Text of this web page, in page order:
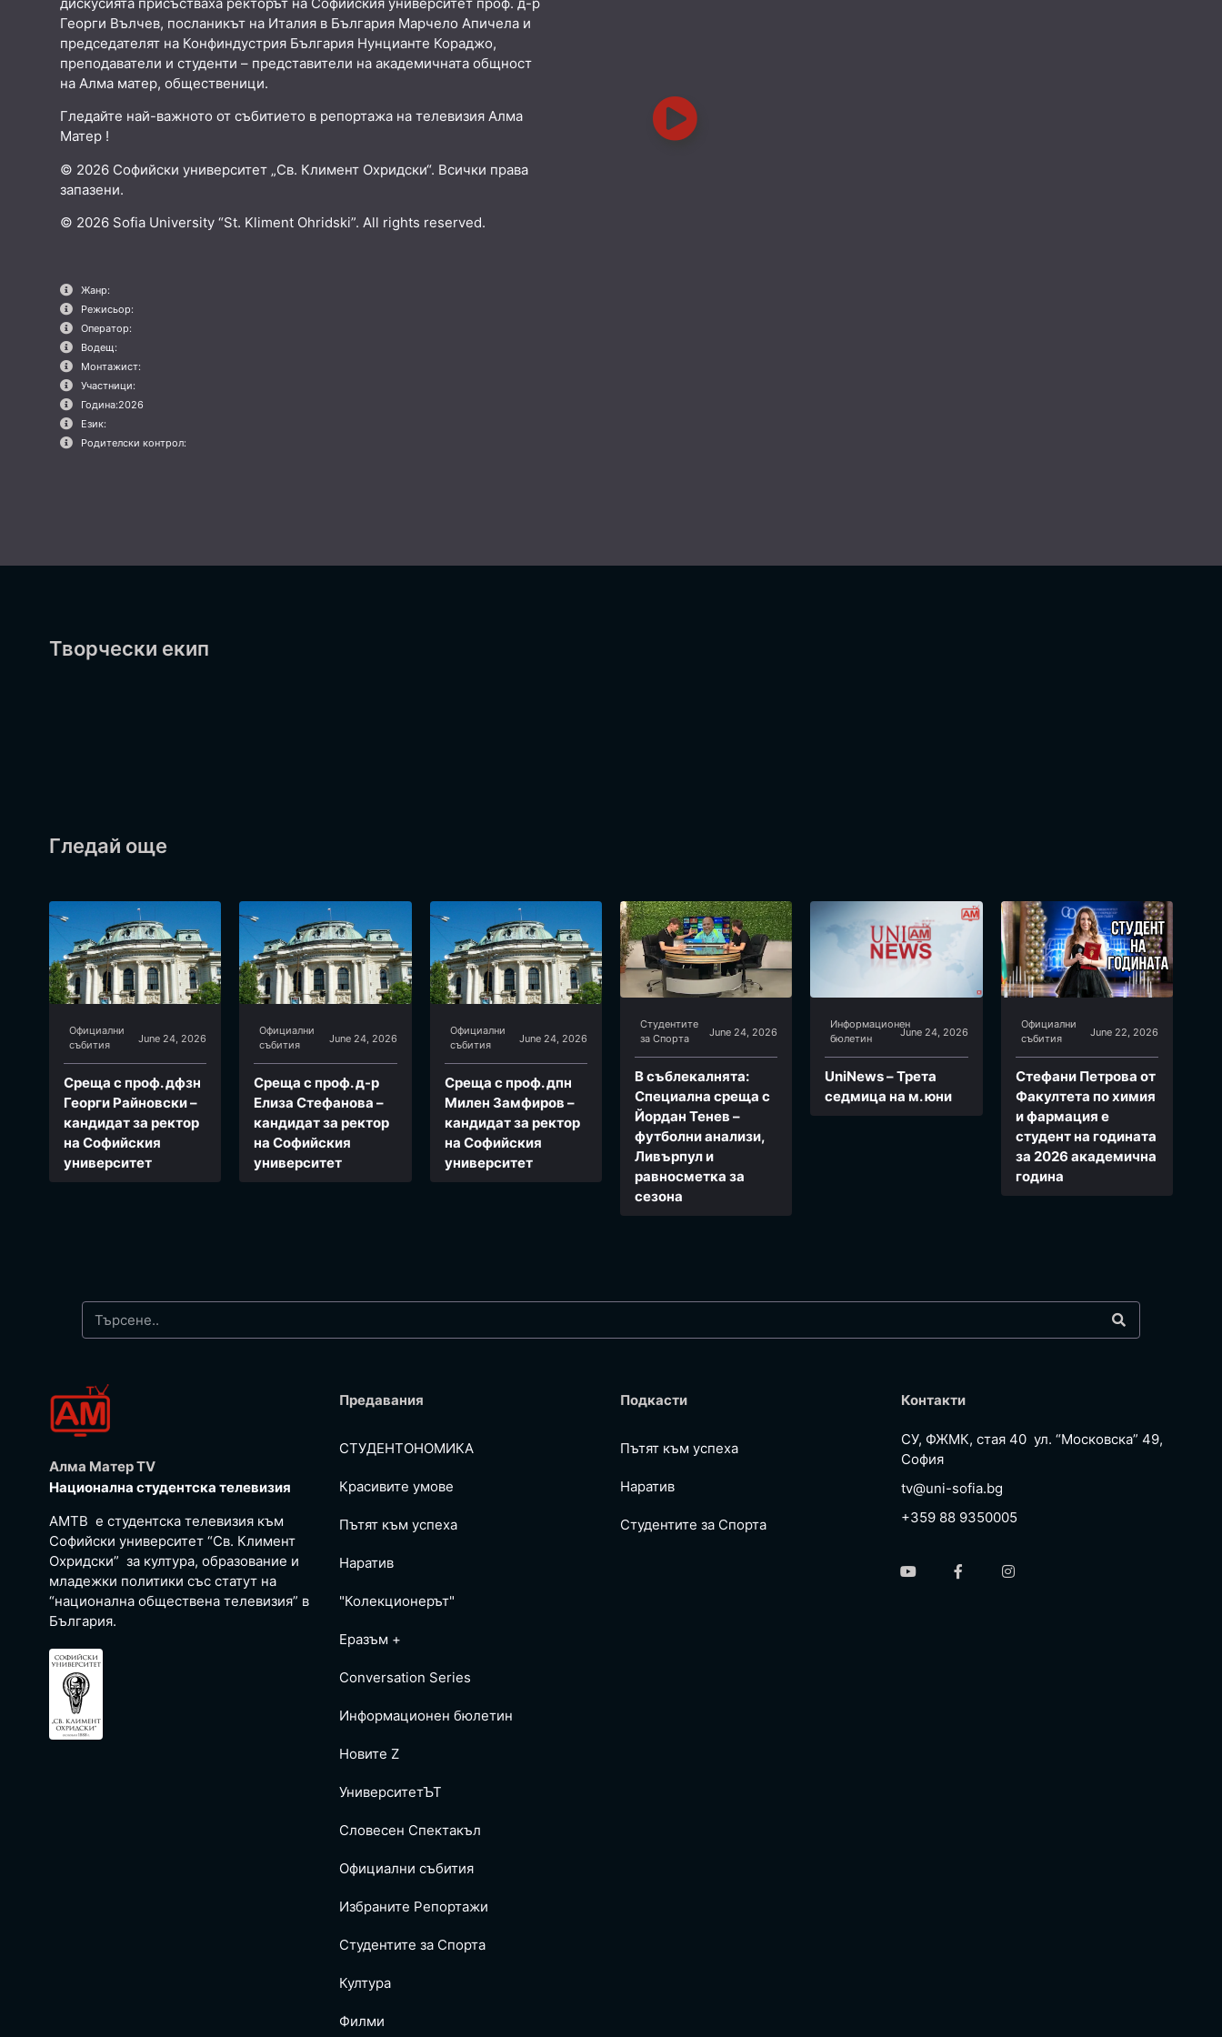
Георги Вълчев, посланикът на Италия в България Марчело Апичела и
председателят на Конфиндустрия България Нунцианте Кораджо,
преподаватели и студенти – представители на академичната общност
на Алма матер, общественици.
Гледайте най-важното от събитието в репортажа на телевизия Алма
Матер !
© 2026 Софийски университет „Св. Климент Охридски“. Всички права
запазени.
© 2026 Sofia University “St. Kliment Ohridski”. All rights reserved.
Жанр:
Режисьор:
Оператор:
Водещ:
Монтажист:
Участници:
Година:2026
Език:
Родителски контрол:
Творчески екип
Гледай още
Официални
събития
June 24, 2026
Среща с проф. дфзн
Георги Райновски –
кандидат за ректор
на Софийския
университет
Официални
събития
June 24, 2026
Среща с проф. д-р
Елиза Стефанова –
кандидат за ректор
на Софийския
университет
Официални
събития
June 24, 2026
Среща с проф. дпн
Милен Замфиров –
кандидат за ректор
на Софийския
университет
Студентите
за Спортa
June 24, 2026
В съблекалнята:
Специална среща с
Йордан Тенев –
футболни анализи,
Ливърпул и
равносметка за
сезона
Информационен
бюлетин
June 24, 2026
UniNews – Трета
седмица на м. юни
Официални
събития
June 22, 2026
Стефани Петрова от
Факултета по химия
и фармация e
студент на годината
за 2026 академична
година
Алма Матер TV
Национална студентска телевизия
АМТВ е студентска телевизия към
Софийски университет “Св. Климент
Охридски” за култура, образование и
младежки политики със статут на
“национална обществена телевизия” в
България.
Предавания
СТУДЕНТОНОМИКА
Красивите умове
Пътят към успеха
Наратив
"Колекционерът"
Еразъм +
Conversation Series
Информационен бюлетин
Новите Z
УниверситетЪТ
Словесен Спектакъл
Официални събития
Избраните Репoртажи
Студентите за Спортa
Култура
Филми
Подкасти
Пътят към успеха
Наратив
Студентите за Спортa
Контакти
СУ, ФЖМК, стая 40 ул. “Московска” 49,
София
tv@uni-sofia.bg
+359 88 9350005